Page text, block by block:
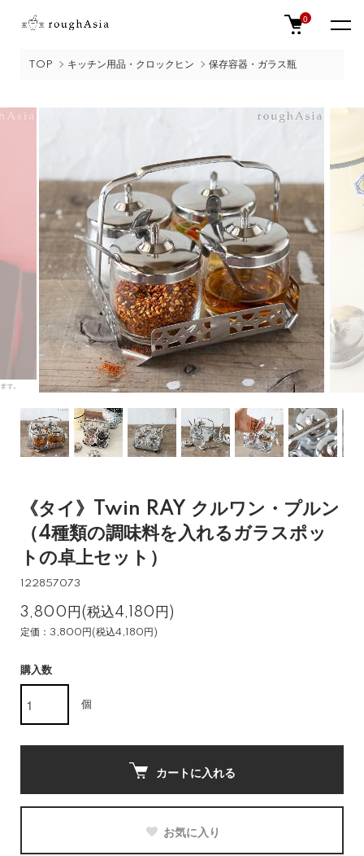
0
TOP キッチン用品・クロックヒン 保存容器・ガラス瓶
《タイ》Twin RAY クルワン・プルン
（4種類の調味料を入れるガラスポッ
トの卓上セット）
122857073
3,800円(税込4,180円)
定価：3,800円(税込4,180円)
購入数
個
カートに入れる
お気に入り